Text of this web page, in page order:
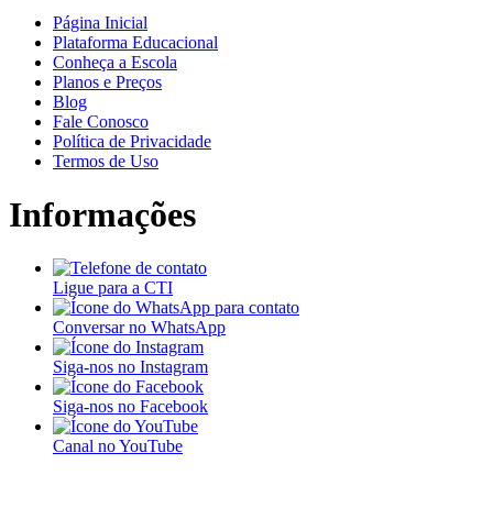
Página Inicial
Plataforma Educacional
Conheça a Escola
Planos e Preços
Blog
Fale Conosco
Política de Privacidade
Termos de Uso
Informações
Ligue para a CTI
Conversar no WhatsApp
Siga-nos no Instagram
Siga-nos no Facebook
Canal no YouTube